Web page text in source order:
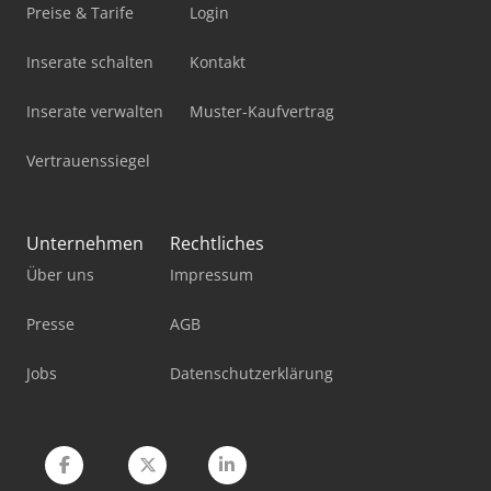
Mercdes 1113
Mobiles Sägewerk
Panhans 334/20
Pkw Anhänger
Standbodenbeutel-Füll- Und Verschließmaschine
Werkstatt-Auflösung
Werkstattpresse 100 T
Preise & Tarife
Inserate schalten
Inserate verwalten
Vertrauenssiegel
Login
Kontakt
Muster-Kaufvertrag
Unternehmen
Über uns
Presse
Jobs
Rechtliches
Impressum
AGB
Datenschutzerklärung